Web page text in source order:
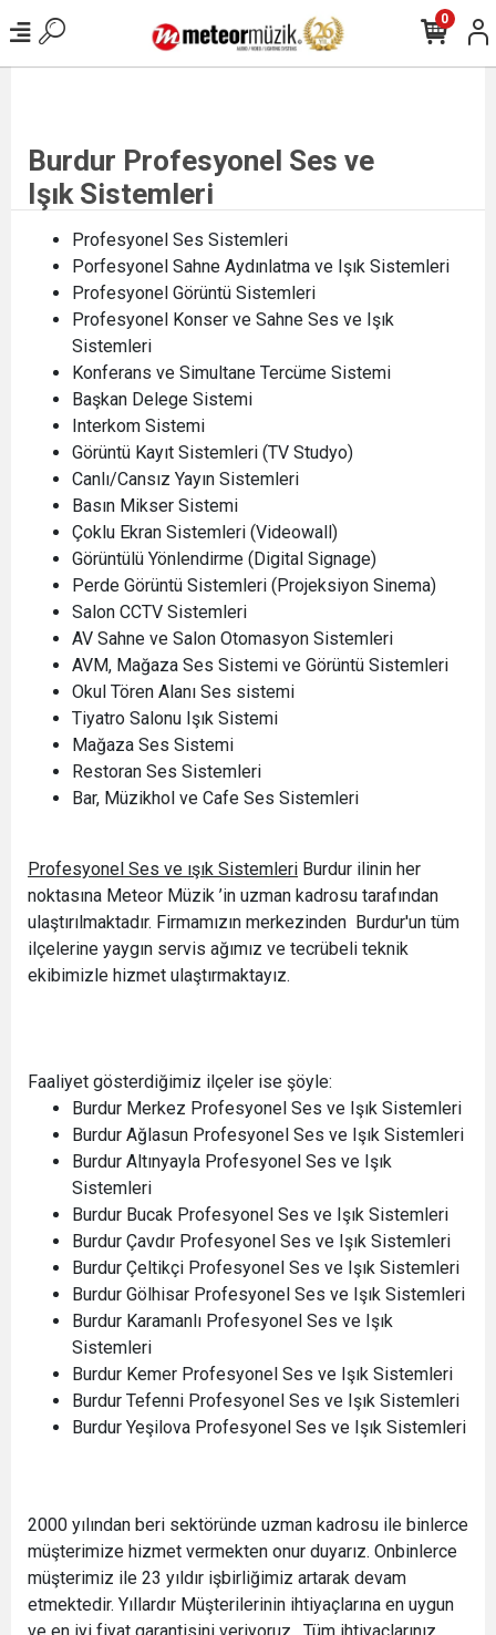
0
Burdur Profesyonel Ses ve
Işık Sistemleri
Profesyonel Ses Sistemleri
Porfesyonel Sahne Aydınlatma ve Işık Sistemleri
Profesyonel Görüntü Sistemleri
Profesyonel Konser ve Sahne Ses ve Işık
Sistemleri
Konferans ve Simultane Tercüme Sistemi
Başkan Delege Sistemi
Interkom Sistemi
Görüntü Kayıt Sistemleri (TV Studyo)
Canlı/Cansız Yayın Sistemleri
Basın Mikser Sistemi
Çoklu Ekran Sistemleri (Videowall)
Görüntülü Yönlendirme (Digital Signage)
Perde Görüntü Sistemleri (Projeksiyon Sinema)
Salon CCTV Sistemleri
AV Sahne ve Salon Otomasyon Sistemleri
AVM, Mağaza Ses Sistemi ve Görüntü Sistemleri
Okul Tören Alanı Ses sistemi
Tiyatro Salonu Işık Sistemi
Mağaza Ses Sistemi
Restoran Ses Sistemleri
Bar, Müzikhol ve Cafe Ses Sistemleri
Profesyonel Ses ve ışık Sistemleri Burdur ilinin her
noktasına Meteor Müzik ’in uzman kadrosu tarafından
ulaştırılmaktadır. Firmamızın merkezinden Burdur'un tüm
ilçelerine yaygın servis ağımız ve tecrübeli teknik
ekibimizle hizmet ulaştırmaktayız.
Faaliyet gösterdiğimiz ilçeler ise şöyle:
Burdur Merkez Profesyonel Ses ve Işık Sistemleri
Burdur Ağlasun Profesyonel Ses ve Işık Sistemleri
Burdur Altınyayla Profesyonel Ses ve Işık
Sistemleri
Burdur Bucak Profesyonel Ses ve Işık Sistemleri
Burdur Çavdır Profesyonel Ses ve Işık Sistemleri
Burdur Çeltikçi Profesyonel Ses ve Işık Sistemleri
Burdur Gölhisar Profesyonel Ses ve Işık Sistemleri
Burdur Karamanlı Profesyonel Ses ve Işık
Sistemleri
Burdur Kemer Profesyonel Ses ve Işık Sistemleri
Burdur Tefenni Profesyonel Ses ve Işık Sistemleri
Burdur Yeşilova Profesyonel Ses ve Işık Sistemleri
2000 yılından beri sektöründe uzman kadrosu ile binlerce
müşterimize hizmet vermekten onur duyarız. Onbinlerce
müşterimiz ile 23 yıldır işbirliğimiz artarak devam
etmektedir. Yıllardır Müşterilerinin ihtiyaçlarına en uygun